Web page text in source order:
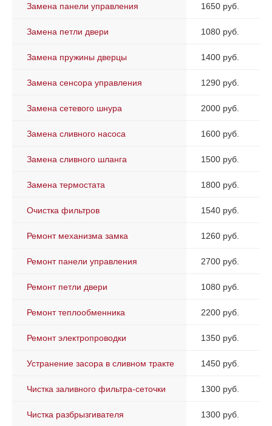
Замена панели управления 1650 руб.
Замена петли двери 1080 руб.
Замена пружины дверцы 1400 руб.
Замена сенсора управления 1290 руб.
Замена сетевого шнура 2000 руб.
Замена сливного насоса 1600 руб.
Замена сливного шланга 1500 руб.
Замена термостата 1800 руб.
Очистка фильтров 1540 руб.
Ремонт механизма замка 1260 руб.
Ремонт панели управления 2700 руб.
Ремонт петли двери 1080 руб.
Ремонт теплообменника 2200 руб.
Ремонт электропроводки 1350 руб.
Устранение засора в сливном тракте 1450 руб.
Чистка заливного фильтра-сеточки 1300 руб.
Чистка разбрызгивателя 1300 руб.